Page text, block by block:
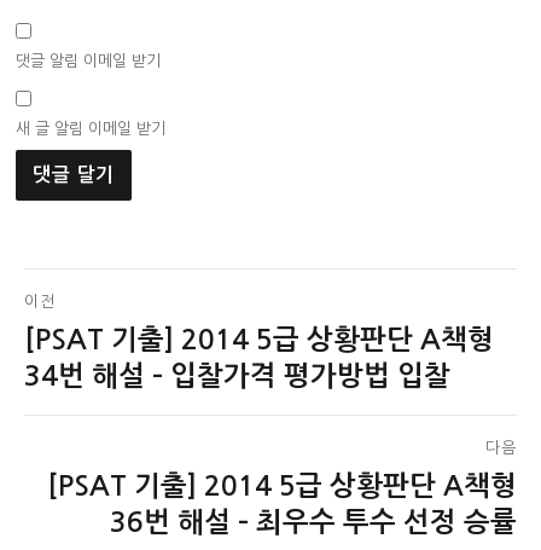
댓글 알림 이메일 받기
새 글 알림 이메일 받기
글
탐
색
이전
이
전
[PSAT 기출] 2014 5급 상황판단 A책형
34번 해설 – 입찰가격 평가방법 입찰
다음
[PSAT 기출] 2014 5급 상황판단 A책형
36번 해설 – 최우수 투수 선정 승률